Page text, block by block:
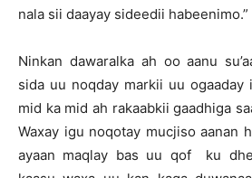
nala sii daayay sideedii habeenimo.”
Ninkan dawaralka ah oo aanu
sida uu noqday markii uu
mid ka mid ah rakaabkii gaadhiga
Waxay igu noqotay mucjiso aanan
ayaan maqlay bas uu qof ku